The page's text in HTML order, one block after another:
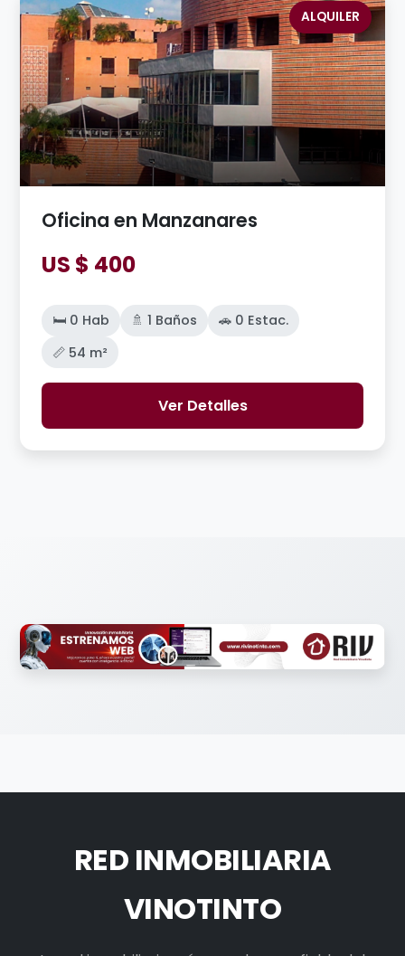
ALQUILER
Oficina en Manzanares
US $ 400
🛏️ 0 Hab 🚿 1 Baños
🚗 0 Estac.
📏 54 m²
Ver Detalles
RED INMOBILIARIA
VINOTINTO